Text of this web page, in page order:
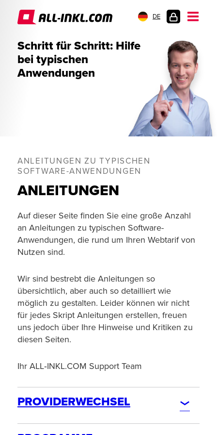
DE
Schritt für Schritt: Hilfe
bei typischen
Anwendungen
ANLEITUNGEN ZU TYPISCHEN
SOFTWARE-ANWENDUNGEN
ANLEITUNGEN
Auf dieser Seite finden Sie eine große Anzahl
an Anleitungen zu typischen Software-
Anwendungen, die rund um Ihren Webtarif von
Nutzen sind.
Wir sind bestrebt die Anleitungen so
übersichtlich, aber auch so detailliert wie
möglich zu gestalten. Leider können wir nicht
für jedes Skript Anleitungen erstellen, freuen
uns jedoch über Ihre Hinweise und Kritiken zu
diesen Seiten.
Ihr ALL‑INKL.COM Support Team
PROVIDERWECHSEL
BESTELLUNG